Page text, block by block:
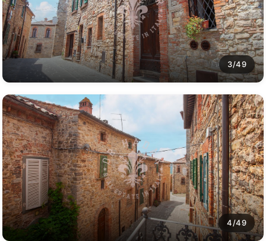
3/49
4/49